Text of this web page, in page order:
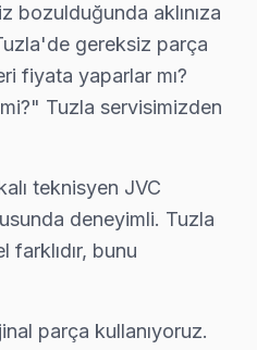
çekip takmadan önce
ısı kaynaklarından Tuzla'de
regülatörü ile ani voltaj
ortam ışığına göre
ve doğru kullanım ile JVC
Arızalar
kullanıcılarının getirdiği
sistem sorunu: Tuzla'de
bozulduğunda aklınıza
gereksiz parça
fiyata yaparlar mı?
Tuzla servisimizden
teknisyen JVC
deneyimli. Tuzla
farklıdır, bunu
parça kullanıyoruz.